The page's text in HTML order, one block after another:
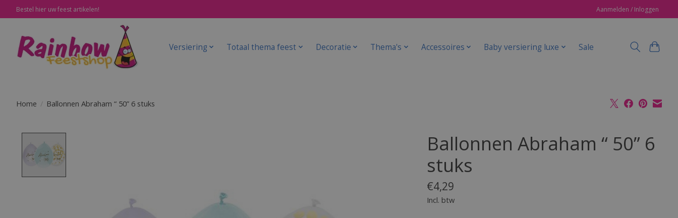
Bestel hier uw feest artikelen! Aanmelden / Inloggen
Versiering Totaal thema feest Decoratie Thema's Accessoires Baby versiering luxe Sale
Home / Ballonnen Abraham “ 50” 6 stuks
Ballonnen Abraham “ 50” 6
stuks
€4,29
Incl. btw